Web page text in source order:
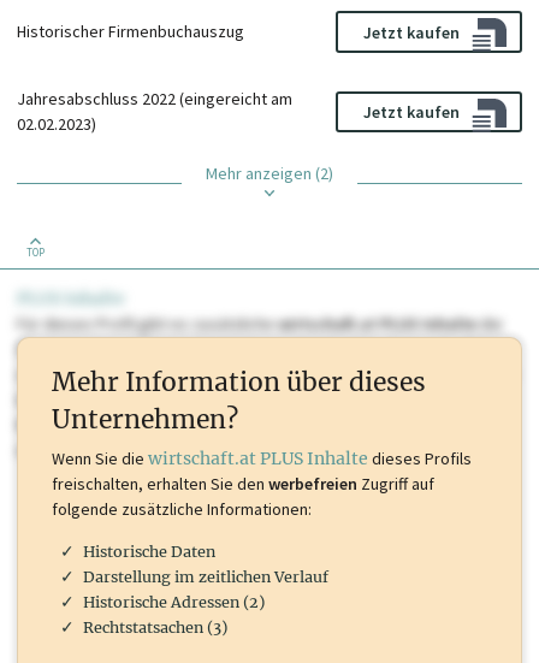
Historischer Firmenbuchauszug Jetzt kaufen
Jahresabschluss 2022 (eingereicht am
02.02.2023)
Jetzt kaufen
Mehr anzeigen (2)
TOP
PLUS Inhalte
Für dieses Profil gibt es zusätzlichewirtschaft.at PLUS Inhaltedie
Sie momentan nicht einsehen können. Schalten Sie dieses Profil frei
oder loggen Sie sich ein um diese Inhalte zu sehen. wirtschaft.at PLUS
Marken, Patente, Rechtstatsachen, OTS-Aussendungen, und viele
mehr.
Mehr Information über dieses
Unternehmen?
Wenn Sie die wirtschaft.at PLUS Inhalte dieses Profils
freischalten, erhalten Sie den werbefreien Zugriff auf
folgende zusätzliche Informationen:
Historische Daten
Darstellung im zeitlichen Verlauf
Historische Adressen (2)
Rechtstatsachen (3)